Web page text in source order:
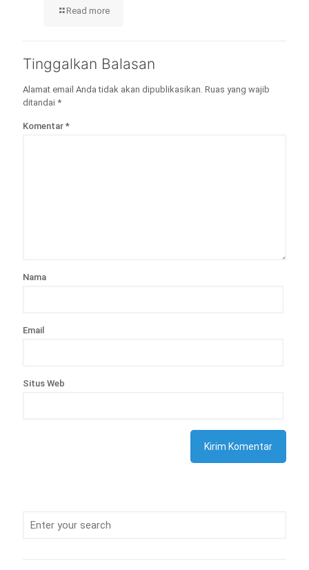
Read more
Tinggalkan Balasan
Alamat email Anda tidak akan dipublikasikan. Ruas yang wajib
ditandai *
Komentar *
Nama
Email
Situs Web